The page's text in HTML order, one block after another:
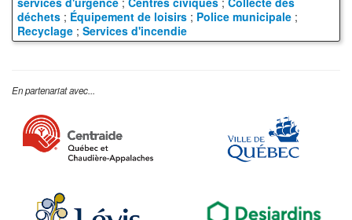
déchets ; Équipement de loisirs ; Police municipale ;
Recyclage ; Services d'incendie
En partenariat avec...